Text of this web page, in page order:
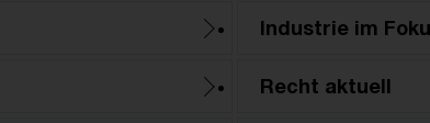
Industrie im
Recht aktuell